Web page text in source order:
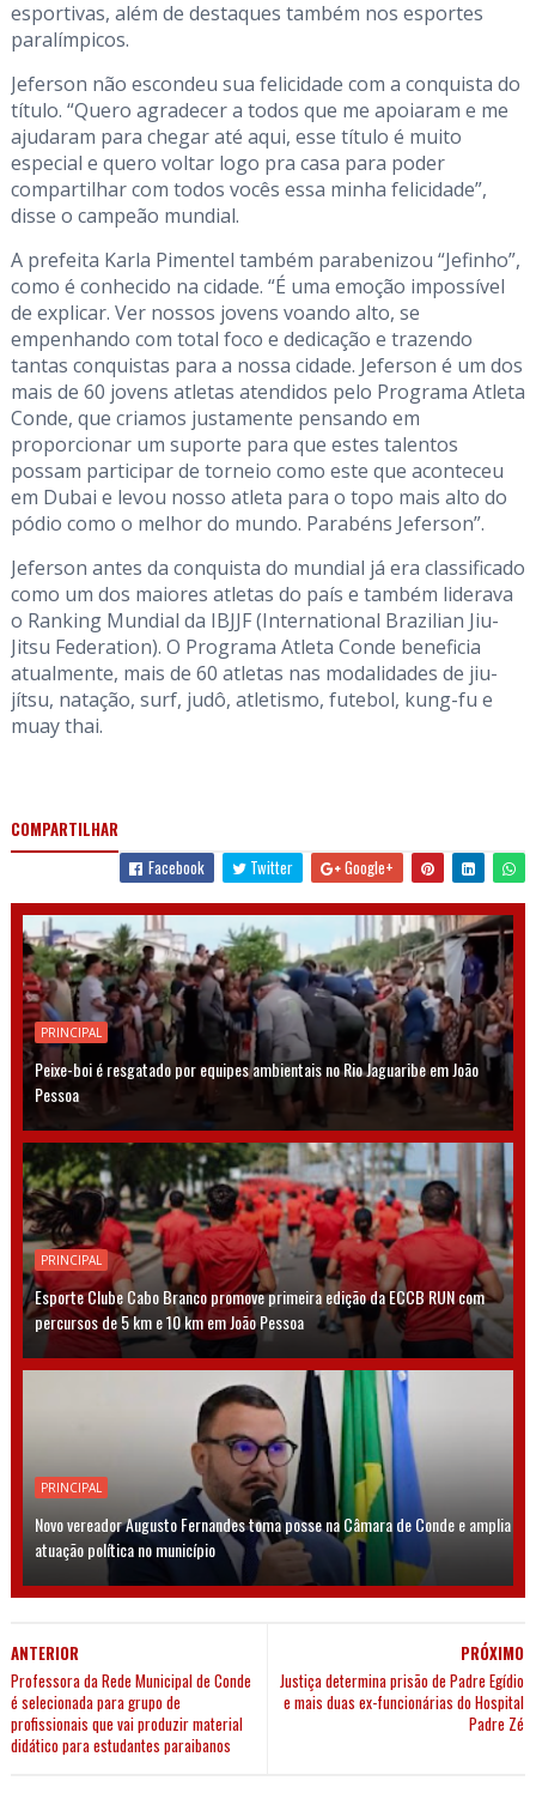
esportivas, além de destaques também nos esportes
paralímpicos.
Jeferson não escondeu sua felicidade com a conquista do
título. “Quero agradecer a todos que me apoiaram e me
ajudaram para chegar até aqui, esse título é muito
especial e quero voltar logo pra casa para poder
compartilhar com todos vocês essa minha felicidade”,
disse o campeão mundial.
A prefeita Karla Pimentel também parabenizou “Jefinho”,
como é conhecido na cidade. “É uma emoção impossível
de explicar. Ver nossos jovens voando alto, se
empenhando com total foco e dedicação e trazendo
tantas conquistas para a nossa cidade. Jeferson é um dos
mais de 60 jovens atletas atendidos pelo Programa Atleta
Conde, que criamos justamente pensando em
proporcionar um suporte para que estes talentos
possam participar de torneio como este que aconteceu
em Dubai e levou nosso atleta para o topo mais alto do
pódio como o melhor do mundo. Parabéns Jeferson”.
Jeferson antes da conquista do mundial já era classificado
como um dos maiores atletas do país e também liderava
o Ranking Mundial da IBJJF (International Brazilian Jiu-
Jitsu Federation). O Programa Atleta Conde beneficia
atualmente, mais de 60 atletas nas modalidades de jiu-
jítsu, natação, surf, judô, atletismo, futebol, kung-fu e
muay thai.
COMPARTILHAR
Facebook
Twitter Google+
PRINCIPAL
Peixe-boi é resgatado por equipes ambientais no Rio Jaguaribe em João
Pessoa
PRINCIPAL
Esporte Clube Cabo Branco promove primeira edição da ECCB RUN com
percursos de 5 km e 10 km em João Pessoa
PRINCIPAL
Novo vereador Augusto Fernandes toma posse na Câmara de Conde e amplia
atuação política no município
PRÓXIMO
Justiça determina prisão de Padre Egídio
e mais duas ex-funcionárias do Hospital
Padre Zé
ANTERIOR
Professora da Rede Municipal de Conde
é selecionada para grupo de
profissionais que vai produzir material
didático para estudantes paraibanos